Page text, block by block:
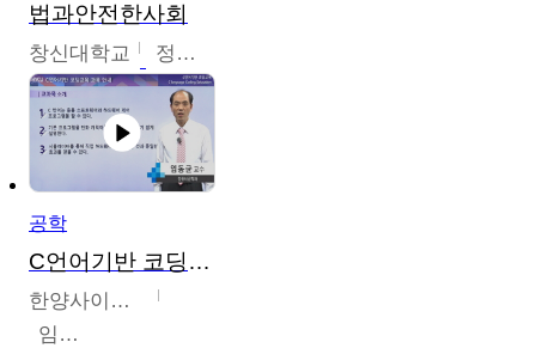
법과안전한사회
창신대학교 정연균
공학
C언어기반 코딩교육
한양사이버대학교
임동균